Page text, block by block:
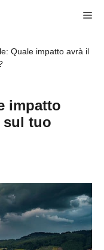
Quale impatto avrà il
impatto
sul tuo